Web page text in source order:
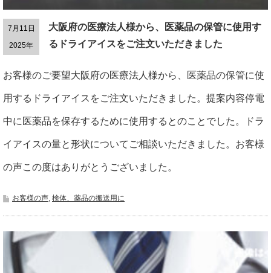
7月11日
2025年
大阪府の医療法人様から、医薬品の保管に使用す
るドライアイスをご注文いただきました
お客様のご要望大阪府の医療法人様から、医薬品の保管に使
用するドライアイスをご注文いただきました。提案内容停電
中に医薬品を保存するために使用するとのことでした。ドラ
イアイスの量と形状についてご相談いただきました。お客様
の声この度はありがとうございました。
お客様の声, 検体、薬品の搬送用に